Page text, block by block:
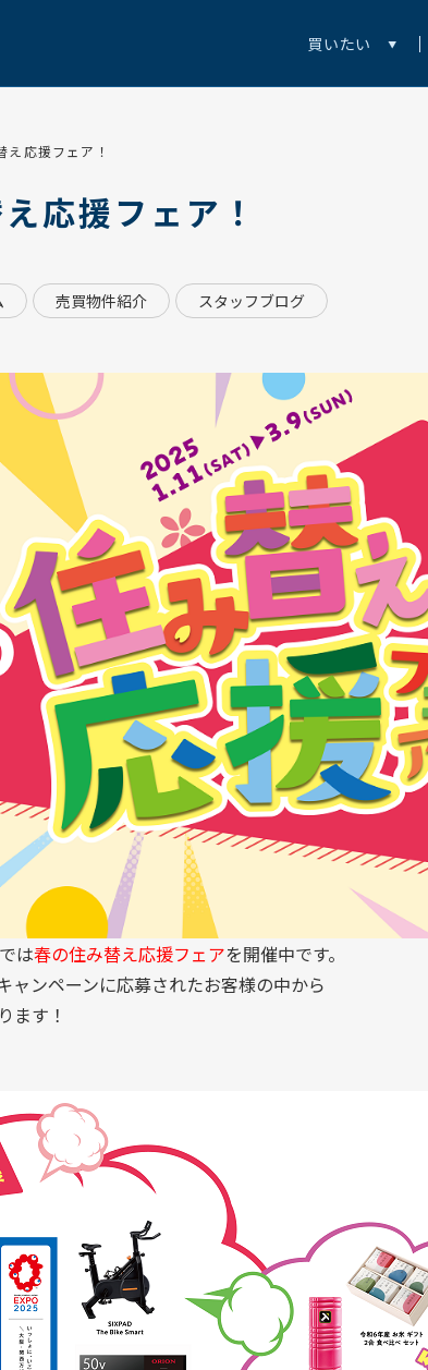
買いたい
え応援フェア！
応援フェア！
売買物件紹介 スタッフブログ
は春の住み替え応援フェアを開催中です。
ャンペーンに応募されたお客様の中から
ます！